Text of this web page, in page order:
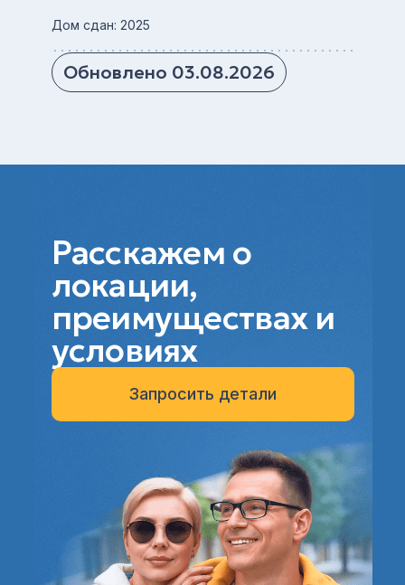
Дом сдан: 2025
Обновлено 03.08.2026
Расскажем о
локации,
преимуществах и
условиях
Запросить детали